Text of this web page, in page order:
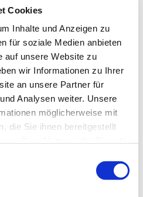
Cookies
Inhalte und Anzeigen zu
für soziale Medien anbieten
auf unsere Website zu
wir Informationen zu Ihrer
an unsere Partner für
Analysen weiter. Unsere
möglicherweise mit
die Sie ihnen bereitgestellt
für die Stelle als
w/d)
(m/w/d)